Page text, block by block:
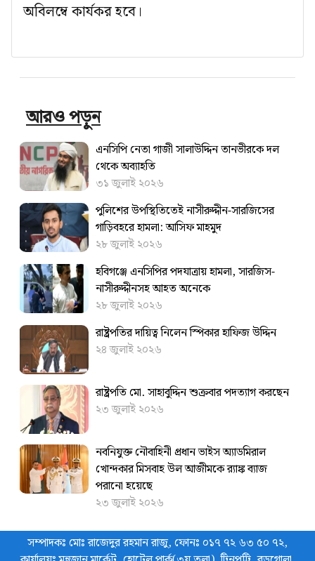
অবিলম্বে কার্যকর হবে।
আরও পড়ুন
এনসিপি নেতা গাজী সালাউদ্দিন তানভীরকে দল
থেকে অব্যাহতি
৩১ জুলাই ২০২৬
পুলিশের উপস্থিতিতেই নাসীরুদ্দীন-সারজিসের
গাড়িবহরে হামলা: আসিফ মাহমুদ
২৮ জুলাই ২০২৬
হবিগঞ্জে এনসিপির পদযাত্রায় হামলা, সারজিস-
নাসীরুদ্দীনসহ আহত অনেকে
২৮ জুলাই ২০২৬
রাষ্ট্রপতির দায়িত্ব নিলেন স্পিকার হাফিজ উদ্দিন
২৪ জুলাই ২০২৬
রাষ্ট্রপতি মো. সাহাবুদ্দিন শুক্রবার পদত্যাগ করছেন
২৩ জুলাই ২০২৬
নবনিযুক্ত নৌবাহিনী প্রধান ভাইস অ্যাডমিরাল
খোন্দকার মিসবাহ উল আজীমকে র‌্যাঙ্ক ব্যাজ
পরানো হয়েছে
২৩ জুলাই ২০২৬
সম্পাদকঃ মোঃ রাজেদুর রহমান রাজু, ফোনঃ ০১৭ ৭২ ৬৩ ৫০ ৭২,